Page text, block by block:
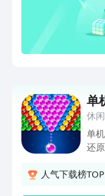
单
休
单
还
界
人气下载榜